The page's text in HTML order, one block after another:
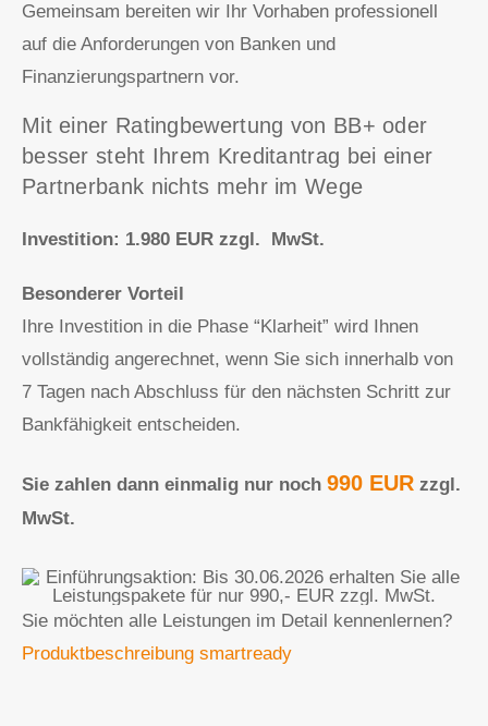
Gemeinsam bereiten wir Ihr Vorhaben professionell
auf die Anforderungen von Banken und
Finanzierungspartnern vor.
Mit einer Ratingbewertung von BB+ oder
besser steht Ihrem Kreditantrag bei einer
Partnerbank nichts mehr im Wege
Investition: 1.980 EUR zzgl. MwSt.
Besonderer Vorteil
Ihre Investition in die Phase “Klarheit” wird Ihnen
vollständig angerechnet, wenn Sie sich innerhalb von
7 Tagen nach Abschluss für den nächsten Schritt zur
Bankfähigkeit entscheiden.
Sie zahlen dann einmalig nur noch 990 EURzzgl.
MwSt.
Sie möchten alle Leistungen im Detail kennenlernen?
Produktbeschreibung smartready